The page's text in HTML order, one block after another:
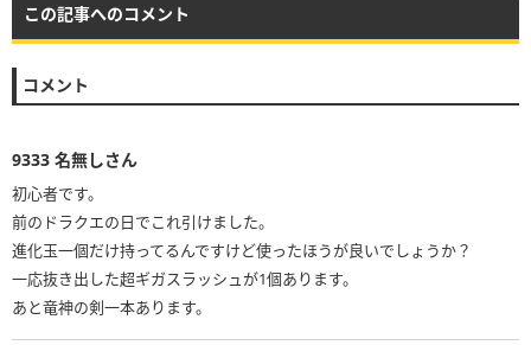
この記事へのコメント
コメント
9333 名無しさん
初心者です。
前のドラクエの日でこれ引けました。
進化玉一個だけ持ってるんですけど使ったほうが良いでしょうか？
一応抜き出した超ギガスラッシュが1個あります。
あと竜神の剣一本あります。